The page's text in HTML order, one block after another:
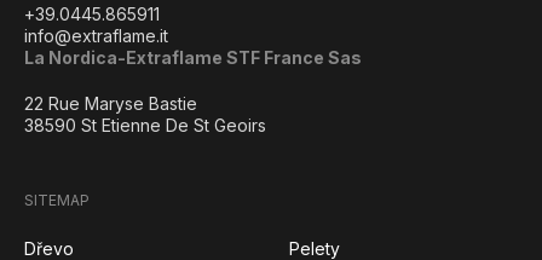
+39.0445.865911
info@extraflame.it
La Nordica-Extraflame STF France Sas
22 Rue Maryse Bastie
38590 St Etienne De St Geoirs
SITEMAP
Dřevo Pelety